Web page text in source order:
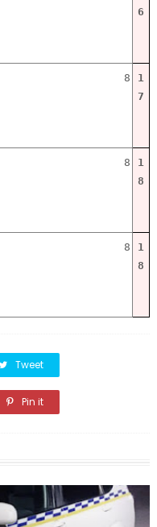
6
8
1
7
8
1
8
8
1
8
Tweet
Pin it